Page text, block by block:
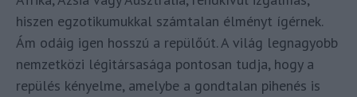
hiszen egzotikumukkal számtalan élményt ígérnek.
Ám odáig igen hosszú a repülőút. A világ legnagyobb
nemzetközi légitársasága pontosan tudja, hogy a
repülés kényelme, amelybe a gondtalan pihenés is